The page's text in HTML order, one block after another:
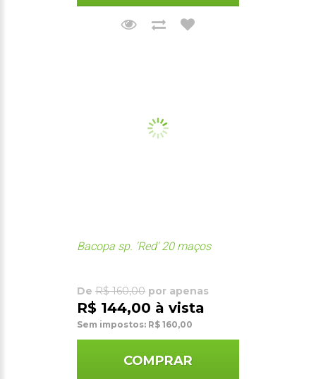
Bacopa sp. 'Red' 20 maços
De R$ 160,00 por apenas
R$ 144,00 à vista
Sem impostos: R$ 160,00
COMPRAR